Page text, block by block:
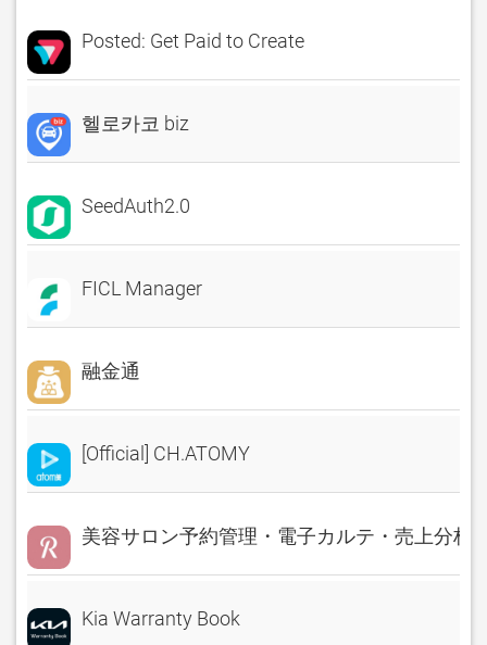
Posted: Get Paid to Create
헬로카코 biz
SeedAuth2.0
FICL Manager
融金通
[Official] CH.ATOMY
美容サロン予約管理・電子カルテ・売上分析
Kia Warranty Book